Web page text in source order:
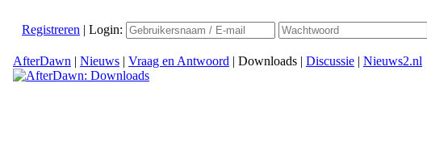
Registreren | Login:
AfterDawn | Nieuws | Vraag en Antwoord | Downloads | Discussie | Nieuws2.nl